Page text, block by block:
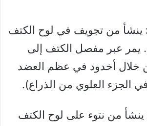
ينشأ من تجويف في لوح الكتف
يمر عبر مفصل الكتف إلى
خلال أخدود في عظم العضد
الجزء العلوي من الذراع).
ينشأ من نتوء على لوح الكتف